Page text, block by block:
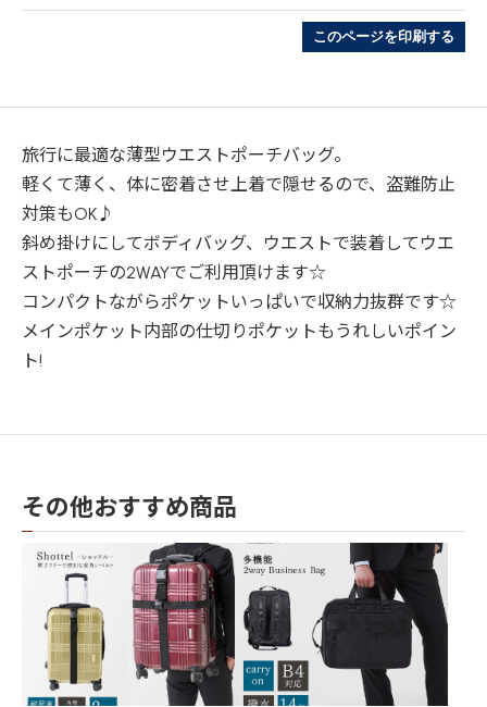
このページを印刷する
旅行に最適な薄型ウエストポーチバッグ。
軽くて薄く、体に密着させ上着で隠せるので、盗難防止
対策もOK♪
斜め掛けにしてボディバッグ、ウエストで装着してウエ
ストポーチの2WAYでご利用頂けます☆
コンパクトながらポケットいっぱいで収納力抜群です☆
メインポケット内部の仕切りポケットもうれしいポイン
ト!
その他おすすめ商品